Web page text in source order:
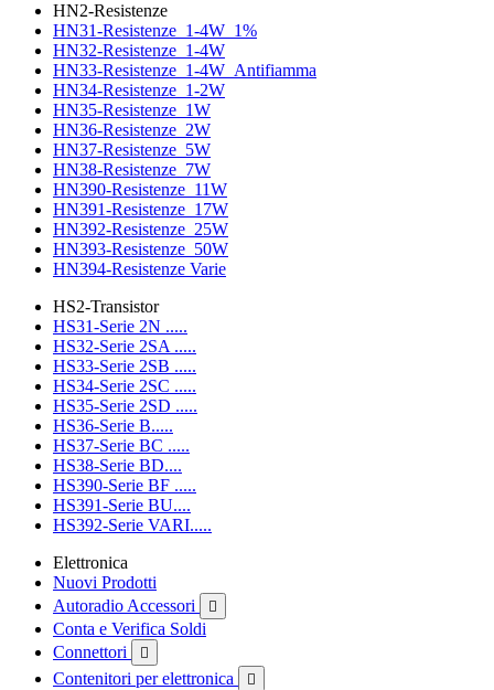
HN2-Resistenze
HN31-Resistenze_1-4W_1%
HN32-Resistenze_1-4W
HN33-Resistenze_1-4W_Antifiamma
HN34-Resistenze_1-2W
HN35-Resistenze_1W
HN36-Resistenze_2W
HN37-Resistenze_5W
HN38-Resistenze_7W
HN390-Resistenze_11W
HN391-Resistenze_17W
HN392-Resistenze_25W
HN393-Resistenze_50W
HN394-Resistenze Varie
HS2-Transistor
HS31-Serie 2N .....
HS32-Serie 2SA .....
HS33-Serie 2SB .....
HS34-Serie 2SC .....
HS35-Serie 2SD .....
HS36-Serie B.....
HS37-Serie BC .....
HS38-Serie BD....
HS390-Serie BF .....
HS391-Serie BU....
HS392-Serie VARI.....
Elettronica
Nuovi Prodotti
Autoradio Accessori

Conta e Verifica Soldi
Connettori

Contenitori per elettronica 